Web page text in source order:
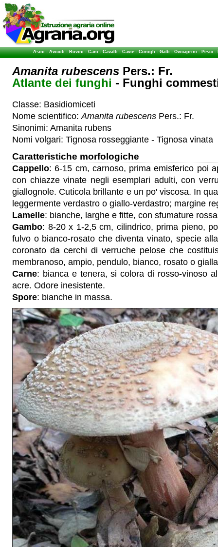
Asini-Avicoli-Bovini-Cani-Cavalli-Cavie-Conigli-Gatti-Ovicaprini-Pesci-
Amanita rubescens Pers.: Fr.
Atlante dei funghi - Funghi
Classe: Basidiomiceti
Nome scientifico:Amanita rubescens Pers.: Fr.
Sinonimi: Amanita rubens
Nomi volgari: Tignosa rosseggiante - Tignosa vinata
Caratteristiche morfologiche
Cappello: 6-15 cm, carnoso, prima emisferico poi
con chiazze vinate negli esemplari adulti, con
giallognole. Cuticola brillante e un po' viscosa. In
leggermente verdastro o giallo-verdastro; margine
Lamelle: bianche, larghe e fitte, con sfumature
Gambo: 8-20 x 1-2,5 cm, cilindrico, prima pieno,
fulvo o bianco-rosato che diventa vinato, specie
coronato da cerchi di verruche pelose che
membranoso, ampio, pendulo, bianco, rosato o
Carne: bianca e tenera, si colora di rosso-vinoso
acre. Odore inesistente.
Spore: bianche in massa.